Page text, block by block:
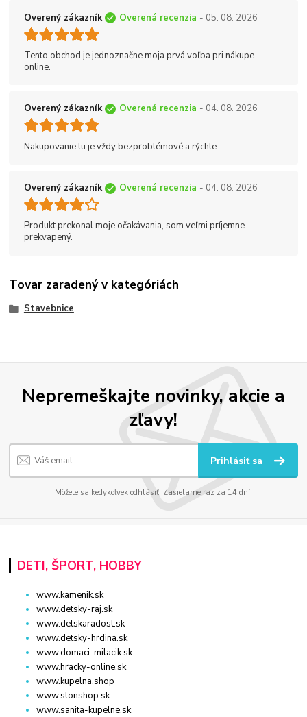
Overený zákazník Overená recenzia - 05. 08. 2026
Tento obchod je jednoznačne moja prvá voľba pri nákupe
online.
Overený zákazník Overená recenzia - 04. 08. 2026
Nakupovanie tu je vždy bezproblémové a rýchle.
Overený zákazník Overená recenzia - 04. 08. 2026
Produkt prekonal moje očakávania, som veľmi príjemne
prekvapený.
Tovar zaradený v kategóriách
Stavebnice
Nepremeškajte novinky, akcie a
zľavy!
Prihlásiť sa
Môžete sa kedykoľvek odhlásiť. Zasielame raz za 14 dní.
DETI, ŠPORT, HOBBY
www.kamenik.sk
www.detsky-raj.sk
www.detskaradost.sk
www.detsky-hrdina.sk
www.domaci-milacik.sk
www.hracky-online.sk
www.kupelna.shop
www.stonshop.sk
www.sanita-kupelne.sk